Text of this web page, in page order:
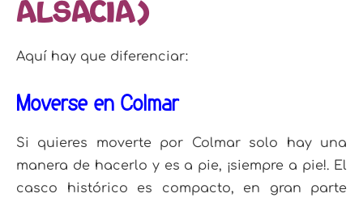
Alsacia)
Aquí hay que diferenciar:
Moverse en Colmar
Si quieres moverte por Colmar solo hay una
manera de hacerlo y es a pie, ¡siempre a pie!. El
casco histórico es compacto, en gran parte